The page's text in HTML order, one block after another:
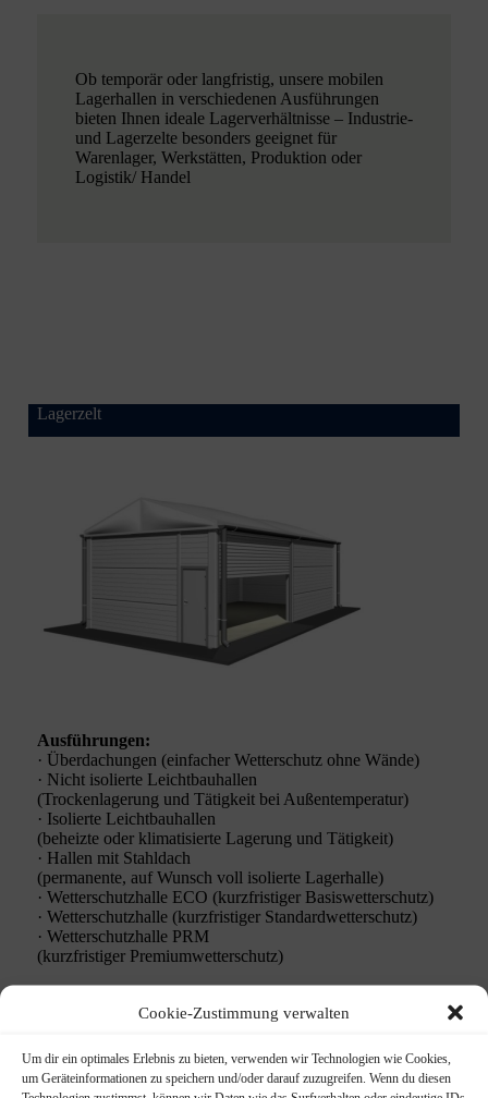
Cookie-Zustimmung verwalten
Um dir ein optimales Erlebnis zu bieten, verwenden wir Technologien wie Cookies,
um Geräteinformationen zu speichern und/oder darauf zuzugreifen. Wenn du diesen
Ob temporär oder langfristig, unsere mobilen
Lagerhallen in verschiedenen Ausführungen
bieten Ihnen ideale Lagerverhältnisse – Industrie-
und Lagerzelte besonders geeignet für
Warenlager, Werkstätten, Produktion oder
Logistik/ Handel
Lagerzelt
Ausführungen:
· Überdachungen (einfacher Wetterschutz ohne Wände)
· Nicht isolierte Leichtbauhallen
(Trockenlagerung und Tätigkeit bei Außentemperatur)
· Isolierte Leichtbauhallen
(beheizte oder klimatisierte Lagerung und Tätigkeit)
· Hallen mit Stahldach
(permanente, auf Wunsch voll isolierte Lagerhalle)
· Wetterschutzhalle ECO (kurzfristiger Basiswetterschutz)
· Wetterschutzhalle (kurzfristiger Standardwetterschutz)
· Wetterschutzhalle PRM
(kurzfristiger Premiumwetterschutz)